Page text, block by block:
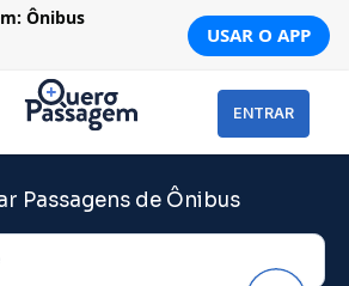
Ônibus
USAR O APP
ENTRAR
Passagens de Ônibus